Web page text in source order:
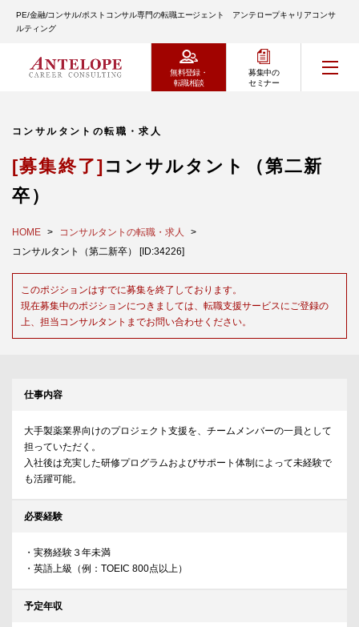
PE/金融/コンサル/ポストコンサル専門の転職エージェント アンテロープキャリアコンサ
ルティング
無料登録・
転職相談
募集中の
セミナー
コンサルタントの転職・求人
[募集終了] コンサルタント（第二新
卒）
HOME
コンサルタントの転職・求人
コンサルタント（第二新卒） [ID:34226]
このポジションはすでに募集を終了しております。
現在募集中のポジションにつきましては、転職支援サービスにご登録の
上、担当コンサルタントまでお問い合わせください。
仕事内容
大手製薬業界向けのプロジェクト支援を、チームメンバーの一員として
担っていただく。
入社後は充実した研修プログラムおよびサポート体制によって未経験で
も活躍可能。
必要経験
・実務経験３年未満
・英語上級（例：TOEIC 800点以上）
予定年収